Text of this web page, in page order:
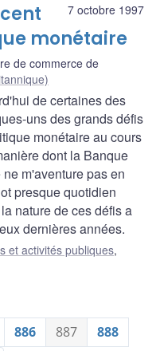
7 octobre 1997
monétaire
de commerce de
de certaines des
uns des grands défis
monétaire au cours
dont la Banque
m'aventure pas en
presque quotidien
nature de ces défis a
dernières années.
et activités publiques,
886 887
888